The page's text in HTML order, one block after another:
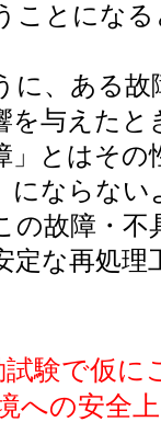
ことにな
、ある故
を与えた
」とはそ
にならな
の故障・
定な再処理
試験で仮に
への安全